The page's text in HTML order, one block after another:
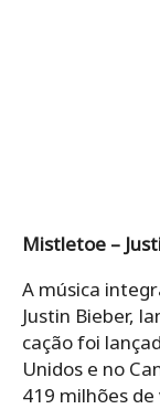
Mistletoe –
A música
Justin Bieber,
cação foi
Unidos e no
419 milhões de